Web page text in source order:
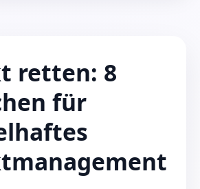
retten: 8
für